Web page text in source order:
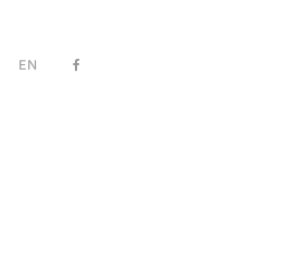
EN